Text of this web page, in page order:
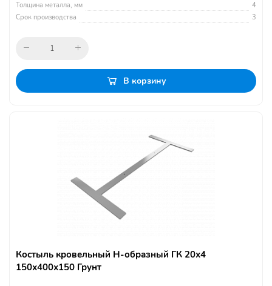
Толщина металла, мм
4
Срок производства
3
В корзину
Костыль кровельный Н-образный ГК 20х4
150х400х150 Грунт